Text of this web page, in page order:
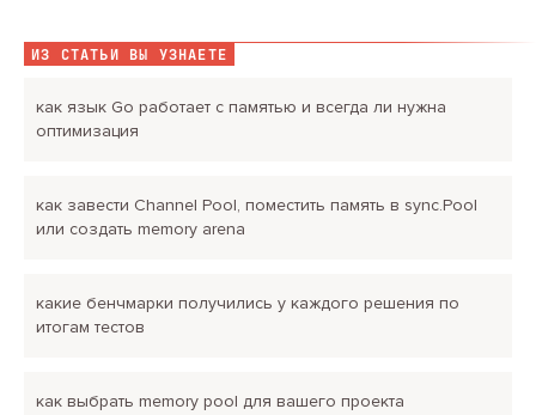
ИЗ СТАТЬИ ВЫ УЗНАЕТЕ
как язык Go работает с памятью и всегда ли нужна
оптимизация
как завести Channel Pool, поместить память в sync.Pool
или создать memory arena
какие бенчмарки получились у каждого решения по
итогам тестов
как выбрать memory pool для вашего проекта